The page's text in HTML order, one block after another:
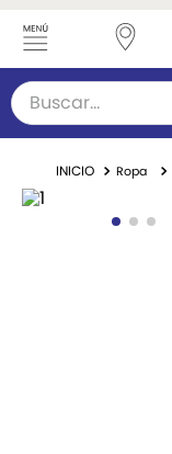
Ropa
suéter mujer